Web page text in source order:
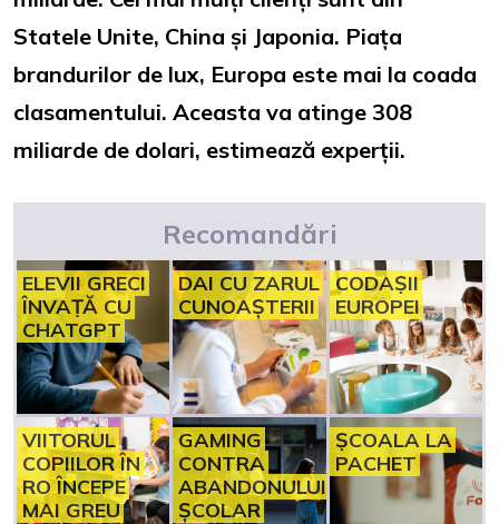
Statele Unite, China și Japonia. Piața
brandurilor de lux, Europa este mai la coada
clasamentului. Aceasta va atinge 308
miliarde de dolari, estimează experții.
Recomandări
ELEVII GRECI
ÎNVAȚĂ CU
CHATGPT
DAI CU ZARUL
CUNOAȘTERII
CODAȘII
EUROPEI
VIITORUL
COPIILOR ÎN
RO ÎNCEPE
MAI GREU
GAMING
CONTRA
ABANDONULUI
ȘCOLAR
ȘCOALA LA
PACHET